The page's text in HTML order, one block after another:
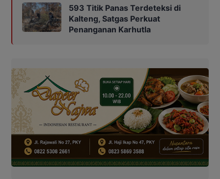
593 Titik Panas Terdeteksi di
Kalteng, Satgas Perkuat
Penanganan Karhutla